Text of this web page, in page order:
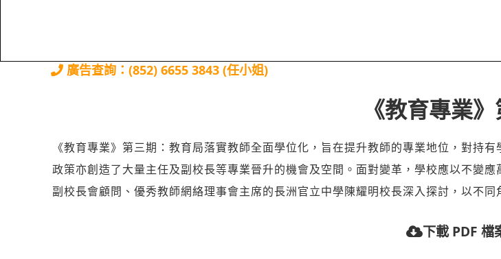
廣告查詢：(852) 6655 3843 (任小姐)
《教育專業
《教育專業》第三期：教育局落實教師全面學位化，旨在提升教師的專業地位，對持
政策亦創造了大量主任及副校長等專業晉升的機會及空間。面對變革，學校應以不變
副校長會顧問、優秀教師網絡理事會主席的長洲官立中學陳耀明校長深入探討，以不
下載 PDF 檔